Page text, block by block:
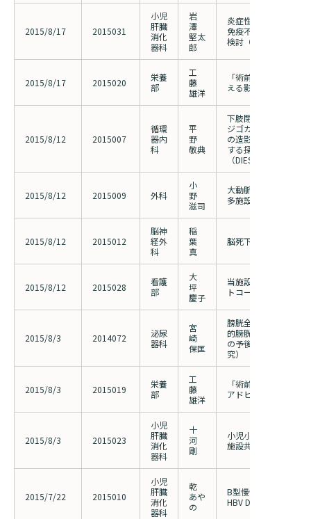
2015/8/17 2015031
小児
肝臓
消化
器科
岩
澤
堅太
郎
炎症性腸疾患の背景
免疫不全症の検索と
検討（2014068の参
2015/8/17 2015020
栄養
部
工
藤
雄洋
「術前経口補水療法
える影響の検証」
2015/8/12 2015007
循環
器内
科
平
野
敬典
下肢閉塞性動脈硬化
ジゴカルミンを用い
の造影に対する安全
する探索的多施設前
（DIESEL-Study)
2015/8/12 2015009 外科
小
野
滋司
大動脈瘤治療の長期
多施設共同研究
2015/8/12 2015012
脳神
経外
科
稲
葉
真
脳死下臓器提供にお
2015/8/12 2015028
看護
部
大
坪
慶子
当施設にICUにおける
トコールの有用性の
2015/8/3 2014072
泌尿
器科
宮
崎
保匡
膀胱全摘術、腎尿管
的膀胱腫瘍切除術が
の予後解析（多施設
究）
2015/8/3 2015019
栄養
部
工
藤
雄洋
「術前経口補水療法
アドヒアランスの検
2015/8/3 2015023
小児
肝臓
消化
器科
十
河
剛
小児小腸バルーン内
施設共同前方視的研究
2015/7/22 2015010
小児
肝臓
消化
器科
乾
あや
の
B型慢性肝炎患者の爪
HBV DNA量の検討